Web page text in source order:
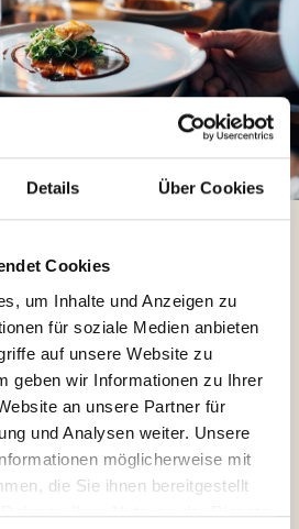
Details Über Cookies
Cookies
um Inhalte und Anzeigen zu
für soziale Medien anbieten
auf unsere Website zu
geben wir Informationen zu Ihrer
an unsere Partner für
und Analysen weiter. Unsere
möglicherweise mit
die Sie ihnen bereitgestellt
Ihrer Nutzung der Dienste
auf dem
über die Produkte aus
Themenabende und
natürlich auch über alle